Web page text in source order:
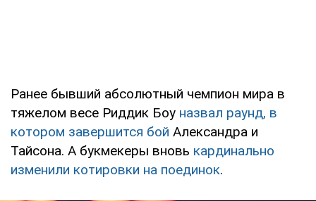
Ранее бывший абсолютный чемпион мира в
тяжелом весе Риддик Боу назвал раунд, в
котором завершится бой Александра и
Тайсона. А букмекеры вновь кардинально
изменили котировки на поединок.